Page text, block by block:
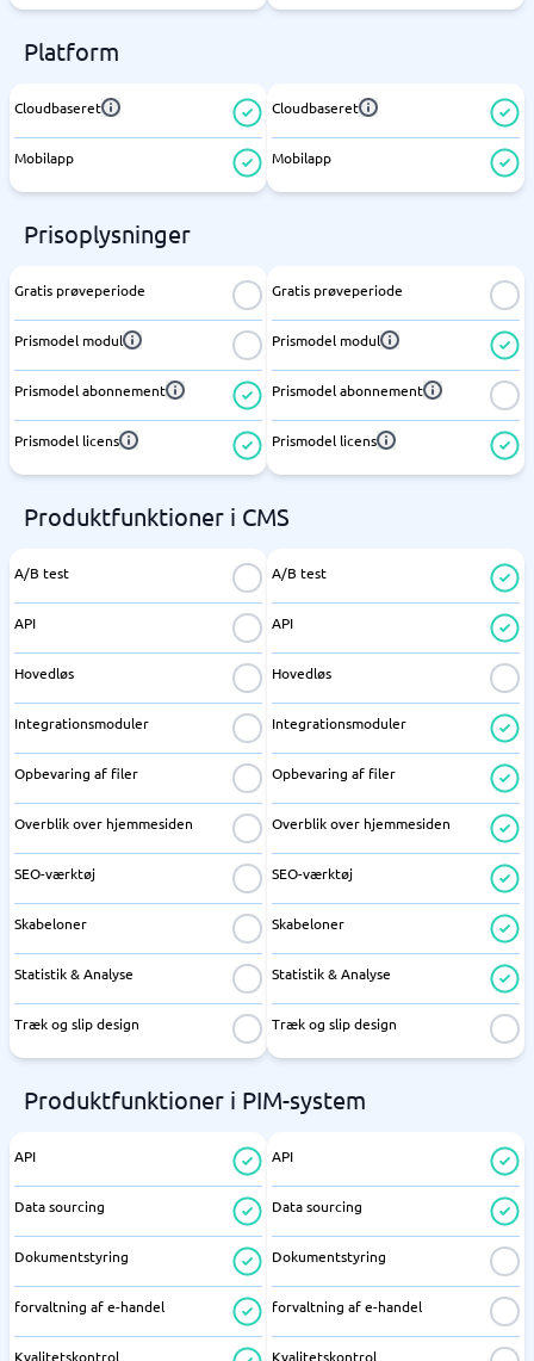
Platform
Cloudbaseret
Mobilapp
Cloudbaseret
Mobilapp
Prisoplysninger
Gratis prøveperiode
Prismodel modul
Prismodel abonnement
Prismodel licens
Gratis prøveperiode
Prismodel modul
Prismodel abonnement
Prismodel licens
Produktfunktioner i CMS
A/B test
API
Hovedløs
Integrationsmoduler
Opbevaring af filer
Overblik over hjemmesiden
SEO-værktøj
Skabeloner
Statistik & Analyse
Træk og slip design
A/B test
API
Hovedløs
Integrationsmoduler
Opbevaring af filer
Overblik over hjemmesiden
SEO-værktøj
Skabeloner
Statistik & Analyse
Træk og slip design
Produktfunktioner i PIM-system
API
Data sourcing
Dokumentstyring
forvaltning af e-handel
Kvalitetskontrol
API
Data sourcing
Dokumentstyring
forvaltning af e-handel
Kvalitetskontrol